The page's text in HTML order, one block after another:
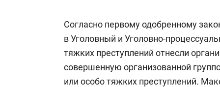
Согласно первому одобренному
в Уголовный и Уголовно-
тяжких преступлений отнесли
совершенную организованной
или особо тяжких преступлений.